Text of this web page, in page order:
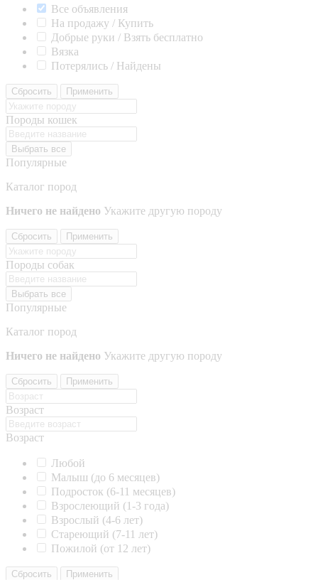
Все объявления
На продажу / Купить
Добрые руки / Взять бесплатно
Вязка
Потерялись / Найдены
Сбросить Применить
Породы кошек
Выбрать все
Популярные
Каталог пород
Ничего не найдено Укажите другую породу
Сбросить Применить
Породы собак
Выбрать все
Популярные
Каталог пород
Ничего не найдено Укажите другую породу
Сбросить Применить
Возраст
Возраст
Любой
Малыш (до 6 месяцев)
Подросток (6-11 месяцев)
Взрослеющий (1-3 года)
Взрослый (4-6 лет)
Стареющий (7-11 лет)
Пожилой (от 12 лет)
Сбросить Применить